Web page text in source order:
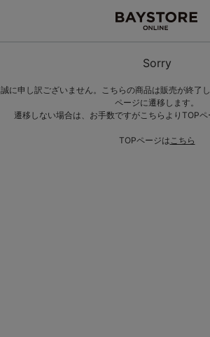
Sorry
誠に申し訳ございません。こちらの商品は販売が終了
ページに遷移します。
遷移しない場合は、お手数ですがこちらよりTOPペ
TOPページはこちら